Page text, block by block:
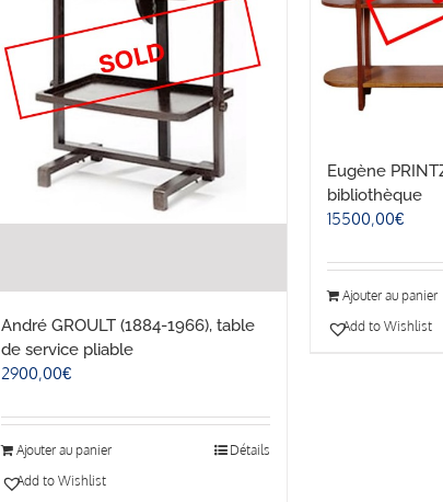
André GROULT (1884-1966), table
de service pliable
2900,00€
Ajouter au panier
Détails
Add to Wishlist
Eugène
bibliothèque
15500,00€
Ajouter au panier
Add to Wishlist